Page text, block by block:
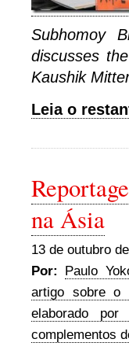
Subhomoy
discusses
Kaushik
Leia o
na Ásia
13 de outubro
Por:
Paulo
artigo sobre o
elaborado por
complementos